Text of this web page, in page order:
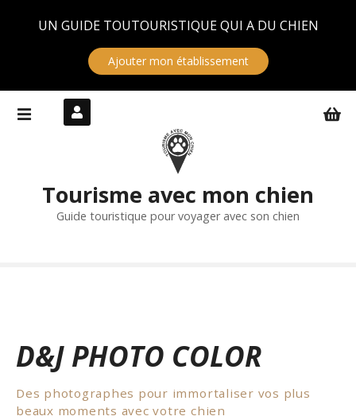
UN GUIDE TOUTOURISTIQUE QUI A DU CHIEN
Ajouter mon établissement
Tourisme avec mon chien
Guide touristique pour voyager avec son chien
D&J PHOTO COLOR
Des photographes pour immortaliser vos plus
beaux moments avec votre chien